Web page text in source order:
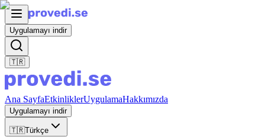
Uygulamayı indir
🇹🇷
Ana SayfaEtkinliklerUygulamaHakkımızda
Uygulamayı indir
🇹🇷Türkçe